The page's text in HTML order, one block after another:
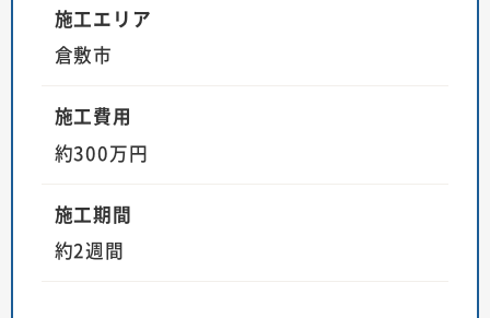
施工エリア
倉敷市
施工費用
約300万円
施工期間
約2週間